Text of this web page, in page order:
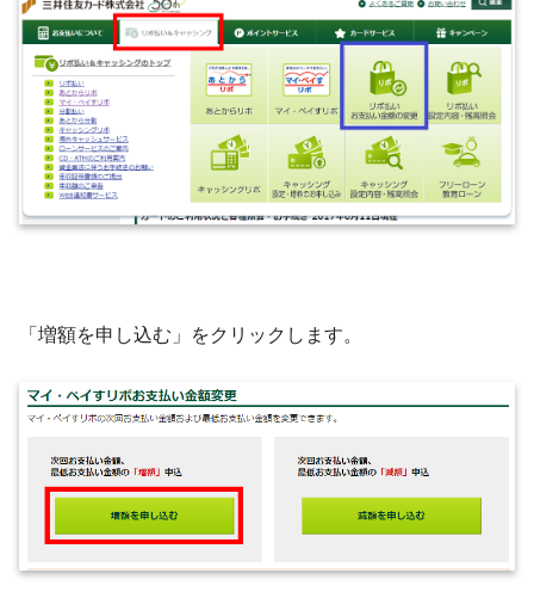
「増額を申し込む」をクリックします。